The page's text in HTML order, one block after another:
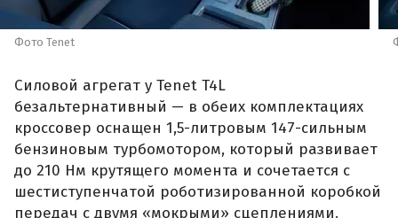
Фото Tenet
Силовой агрегат у Tenet T4L
безальтернативный — в обеих комплектациях
кроссовер оснащен 1,5-литровым 147-сильным
бензиновым турбомотором, который развивает
до 210 Нм крутящего момента и сочетается с
шестиступенчатой роботизированной коробкой
передач с двумя «мокрыми» сцеплениями.